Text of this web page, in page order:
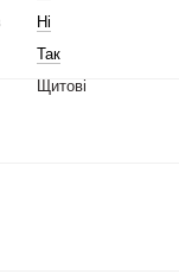
Ні
Так
Щитові